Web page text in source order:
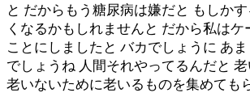
と だからもう糖尿病は嫌だと もしか
くなるかもしれませんと だから私はケ
ことにしましたと バカでしょうに あ
でしょうね 人間それやってるんだと
老いないために老いるものを集めても